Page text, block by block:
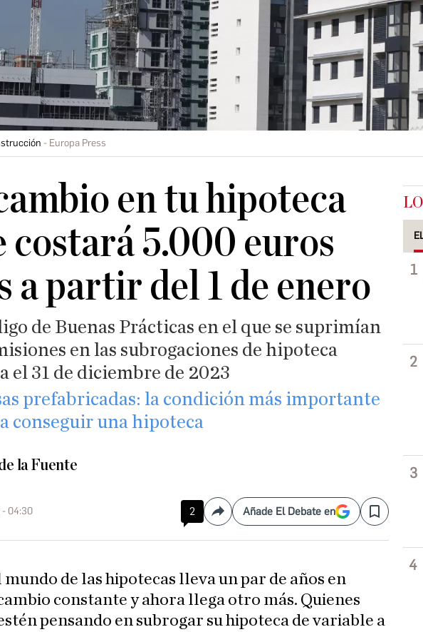
Europa Press
en tu hipoteca
costará 5.000 euros
a partir del 1 de enero
de Buenas Prácticas en el que se suprimían
en las subrogaciones de hipoteca
el 31 de diciembre de 2023
prefabricadas: la condición más importante
conseguir una hipoteca
la Fuente
- 04:30 2 CompartirAñade El Debate en Save
mundo de las hipotecas lleva un par de años en
constante y ahora llega otro más. Quienes
pensando en subrogar su hipoteca de variable a